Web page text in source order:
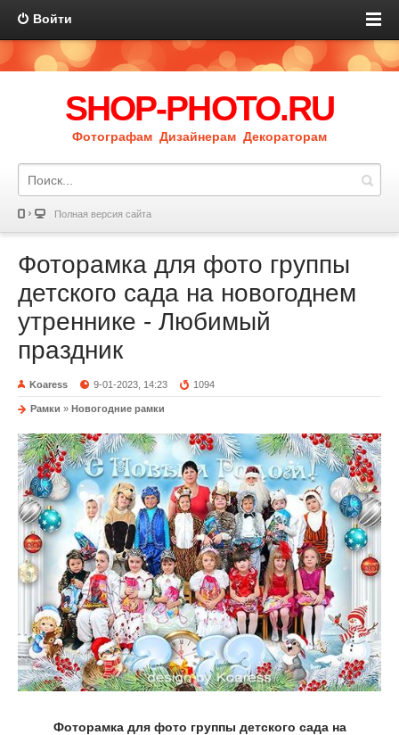
Войти
SHOP-PHOTO.RU
Фотографам Дизайнерам Декораторам
Полная версия сайта
Фоторамка для фото группы
детского сада на новогоднем
утреннике - Любимый
праздник
Koaress 9-01-2023, 14:23 1094
Рамки » Новогодние рамки
Фоторамка для фото группы детского сада на